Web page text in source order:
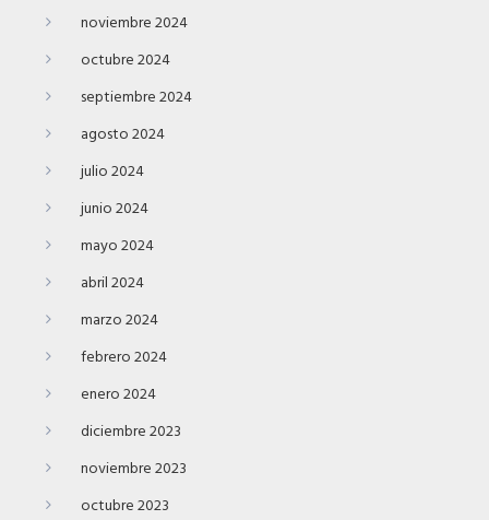
noviembre 2024
octubre 2024
septiembre 2024
agosto 2024
julio 2024
junio 2024
mayo 2024
abril 2024
marzo 2024
febrero 2024
enero 2024
diciembre 2023
noviembre 2023
octubre 2023